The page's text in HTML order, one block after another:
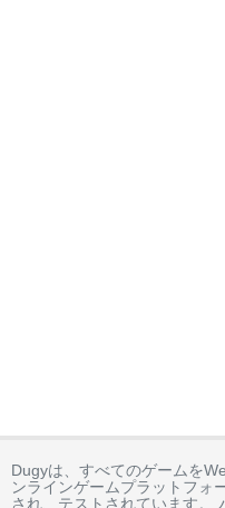
Dugyは、すべてのゲームを
ンラインゲームプラットフォ
され、テストされています。